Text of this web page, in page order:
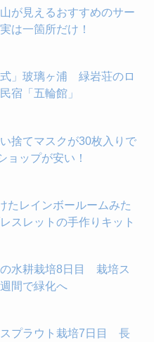
が見えるおすすめのサー
は一箇所だけ！
式」玻璃ヶ浦 緑岩荘のロ
宿「五輪館」
捨てマスクが30枚入りで
ップが安い！
たレインボールームみた
スレットの手作りキット
水耕栽培8日目 栽培ス
間で緑化へ
プラウト栽培7日目 長